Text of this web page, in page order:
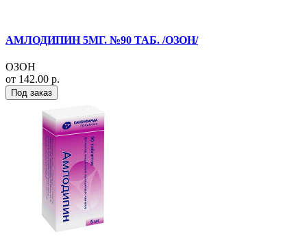
АМЛОДИПИН 5МГ. №90 ТАБ. /ОЗОН/
ОЗОН
от 142.00 р.
Под заказ